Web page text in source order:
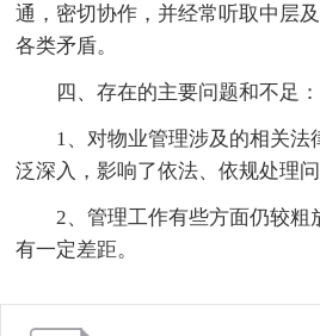
通，密切协作，并经常听取中层
各类矛盾。
四、存在的主要问题和不足：
1、对物业管理涉及的相关法
泛深入，影响了依法、依规处理问
2、管理工作有些方面仍较粗
有一定差距。